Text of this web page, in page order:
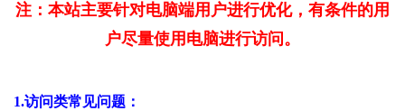
注：本站主要针对电脑端用户进行优化，有条件的用
户尽量使用电脑进行访问。
1.访问类常见问题：